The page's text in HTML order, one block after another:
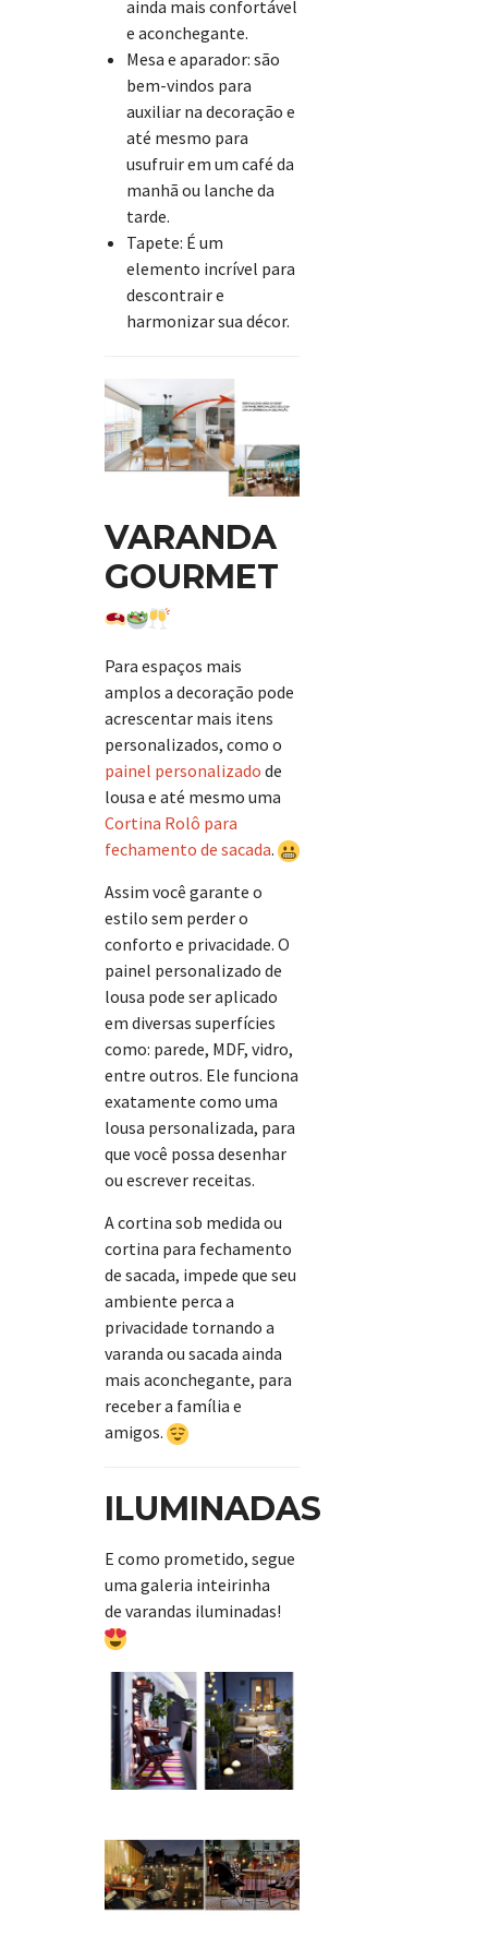
ainda mais confortável
e aconchegante.
Mesa e aparador: são
bem-vindos para
auxiliar na decoração e
até mesmo para
usufruir em um café da
manhã ou lanche da
tarde.
Tapete: É um
elemento incrível para
descontrair e
harmonizar sua décor.
VARANDA
GOURMET
Para espaços mais
amplos a decoração pode
acrescentar mais itens
personalizados, como o
painel personalizado de
lousa e até mesmo uma
Cortina Rolô para
fechamento de sacada.
Assim você garante o
estilo sem perder o
conforto e privacidade. O
painel personalizado de
lousa pode ser aplicado
em diversas superfícies
como: parede, MDF, vidro,
entre outros. Ele funciona
exatamente como uma
lousa personalizada, para
que você possa desenhar
ou escrever receitas.
A cortina sob medida ou
cortina para fechamento
de sacada, impede que seu
ambiente perca a
privacidade tornando a
varanda ou sacada ainda
mais aconchegante, para
receber a família e
amigos.
ILUMINADAS
E como prometido, segue
uma galeria inteirinha
de varandas iluminadas!